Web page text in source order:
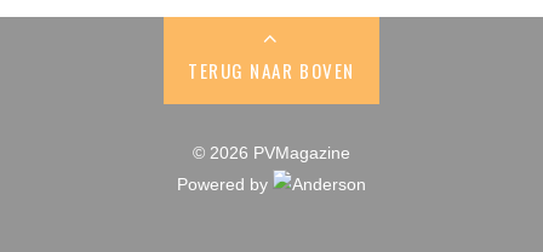
TERUG NAAR BOVEN
© 2026 PVMagazine
Powered by